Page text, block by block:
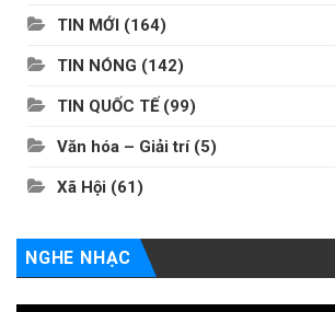
TIN MỚI (164)
TIN NÓNG (142)
TIN QUỐC TẾ (99)
Văn hóa – Giải trí(5)
Xã Hội (61)
NGHE NHẠC